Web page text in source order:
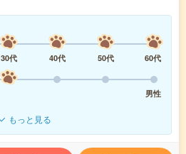
30代 40代 50代
60代
男性
もっと見る